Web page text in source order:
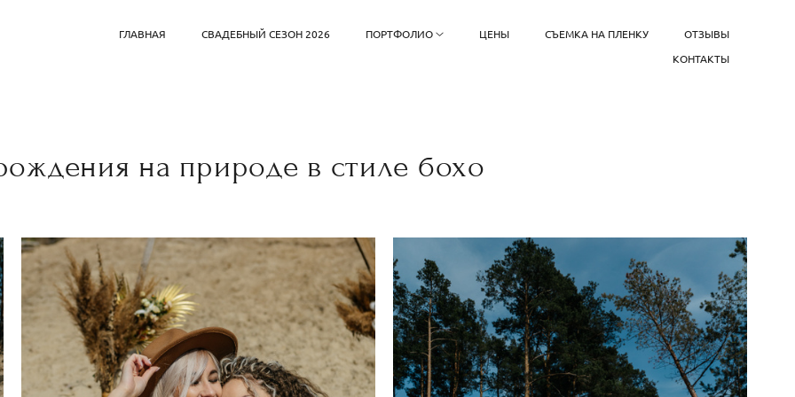
ГЛАВНАЯ СВАДЕБНЫЙ СЕЗОН 2026 ПОРТФОЛИО ЦЕНЫ СЪЕМКА НА ПЛЕНКУ
ОТЗЫВЫ
КОНТАКТЫ
на природе в стиле бохо